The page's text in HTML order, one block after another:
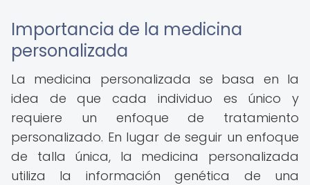
Importancia de la medicina
personalizada
La medicina personalizada se basa en la
idea de que cada individuo es único y
requiere un enfoque de tratamiento
personalizado. En lugar de seguir un enfoque
de talla única, la medicina personalizada
utiliza la información genética de una